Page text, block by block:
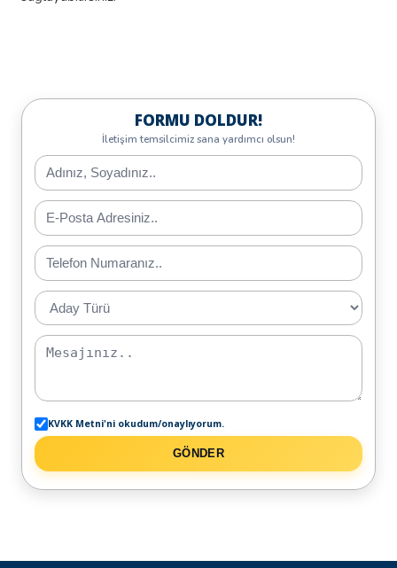
FORMU DOLDUR!
İletişim temsilcimiz sana yardımcı olsun!
KVKK Metni'ni okudum/onaylıyorum.
GÖNDER